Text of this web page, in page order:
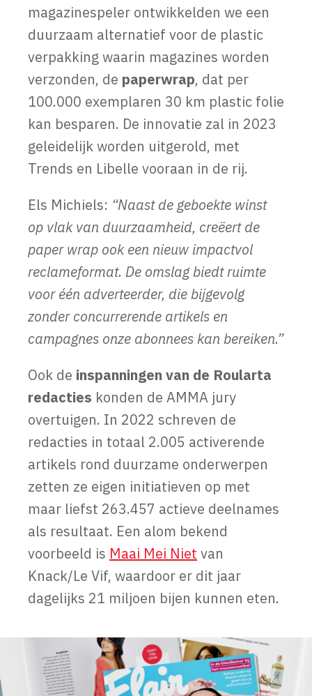
magazinespeler ontwikkelden we een
duurzaam alternatief voor de plastic
verpakking waarin magazines worden
verzonden, de paperwrap, dat per
100.000 exemplaren 30 km plastic folie
kan besparen. De innovatie zal in 2023
geleidelijk worden uitgerold, met
Trends en Libelle vooraan in de rij.
Els Michiels: “Naast de geboekte winst
op vlak van duurzaamheid, creëert de
paper wrap ook een nieuw impactvol
reclameformat. De omslag biedt ruimte
voor één adverteerder, die bijgevolg
zonder concurrerende artikels en
campagnes onze abonnees kan bereiken.”
Ook de inspanningen van de Roularta
redacties konden de AMMA jury
overtuigen. In 2022 schreven de
redacties in totaal 2.005 activerende
artikels rond duurzame onderwerpen
zetten ze eigen initiatieven op met
maar liefst 263.457 actieve deelnames
als resultaat. Een alom bekend
voorbeeld is Maai Mei Niet van
Knack/Le Vif, waardoor er dit jaar
dagelijks 21 miljoen bijen kunnen eten.